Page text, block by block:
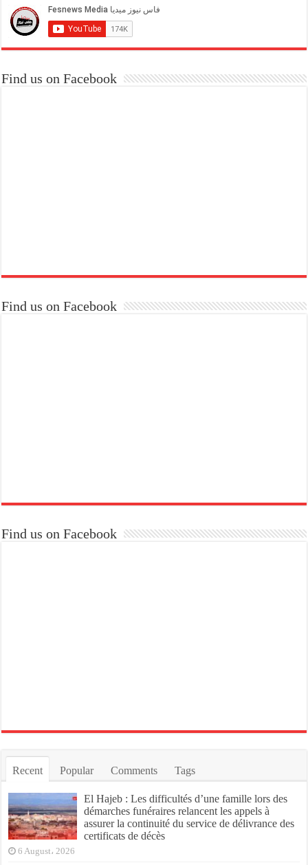
Find us on Facebook
Find us on Facebook
Find us on Facebook
Recent Popular Comments Tags
El Hajeb : Les difficultés d’une famille lors des
démarches funéraires relancent les appels à
assurer la continuité du service de délivrance des
certificats de décès
6 August، 2026